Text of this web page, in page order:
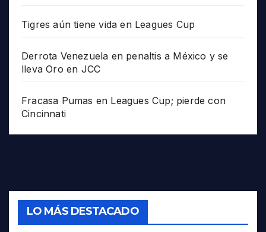
Tigres aún tiene vida en Leagues Cup
Derrota Venezuela en penaltis a México y se
lleva Oro en JCC
Fracasa Pumas en Leagues Cup; pierde con
Cincinnati
LO MÁS DESTACADO